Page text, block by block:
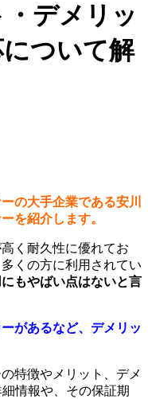
デメリッ
について解
の大手企業である安川
を紹介します。
く耐久性に優れてお
くの方に利用されてい
もやばい点はないと言
があるなど、デメリッ
特徴やメリット、デメ
情報や、その保証期